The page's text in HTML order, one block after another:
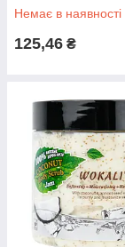
Немає в наявності
125,46 ₴